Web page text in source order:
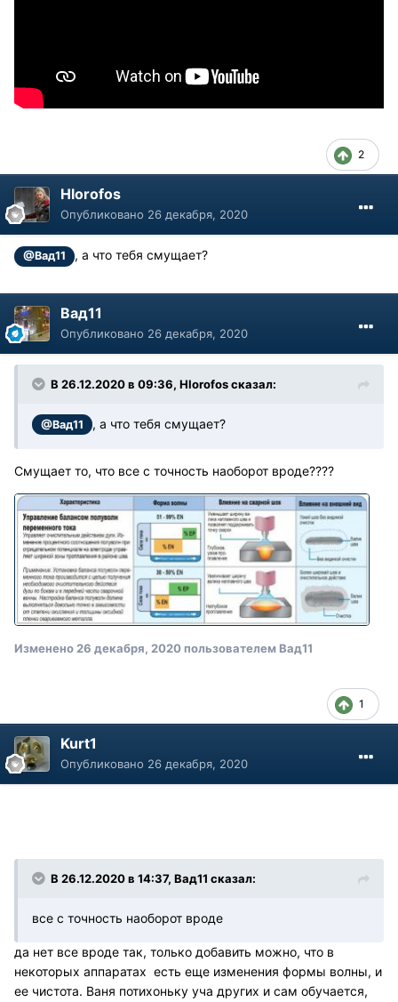
2
Hlorofos
Опубликовано 26 декабря, 2020
@Вад11 , а что тебя смущает?
Вад11
Опубликовано 26 декабря, 2020
В 26.12.2020 в 09:36, Hlorofos сказал:
@Вад11 , а что тебя смущает?
Смущает то, что все с точность наоборот вроде????
Изменено 26 декабря, 2020пользователем Вад11
1
Kurt1
Опубликовано 26 декабря, 2020
В 26.12.2020 в 14:37, Вад11 сказал:
все с точность наоборот вроде
да нет все вроде так, только добавить можно, что в
некоторых аппаратах есть еще изменения формы волны, и
ее чистота. Ваня потихоньку уча других и сам обучается,